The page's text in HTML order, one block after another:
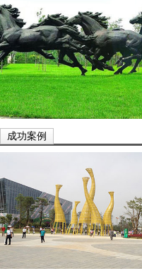
成功案例